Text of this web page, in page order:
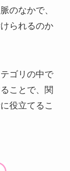
のなかで、
られるのか
ゴリの中で
ことで、関
役立てるこ